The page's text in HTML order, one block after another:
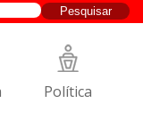
Política